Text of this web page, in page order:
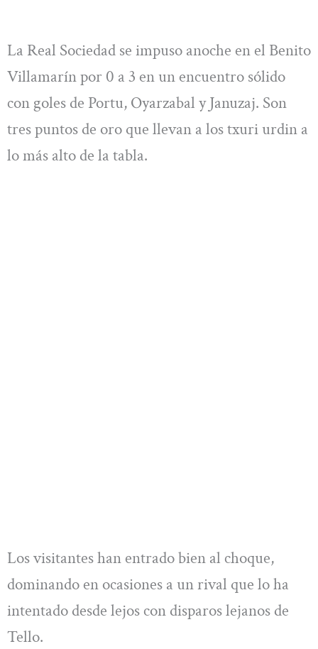
La Real Sociedad se impuso anoche en el Benito
Villamarín por 0 a 3 en un encuentro sólido
con goles de Portu, Oyarzabal y Januzaj. Son
tres puntos de oro que llevan a los txuri urdin a
lo más alto de la tabla.
Los visitantes han entrado bien al choque,
dominando en ocasiones a un rival que lo ha
intentado desde lejos con disparos lejanos de
Tello.